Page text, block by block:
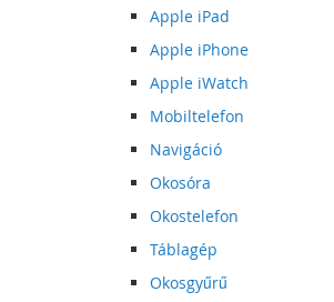
Apple iPad
Apple iPhone
Apple iWatch
Mobiltelefon
Navigáció
Okosóra
Okostelefon
Táblagép
Okosgyűrű